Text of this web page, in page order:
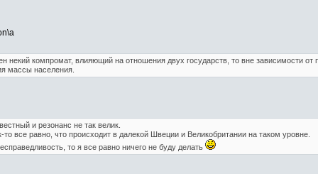
некий компромат, влияющий на отношения двух государств, то вне зависимости
массы населения.
и резонанс не так велик.
все равно, что происходит в далекой Швеции и Великобритании на таком уровне.
то я все равно ничего не буду делать